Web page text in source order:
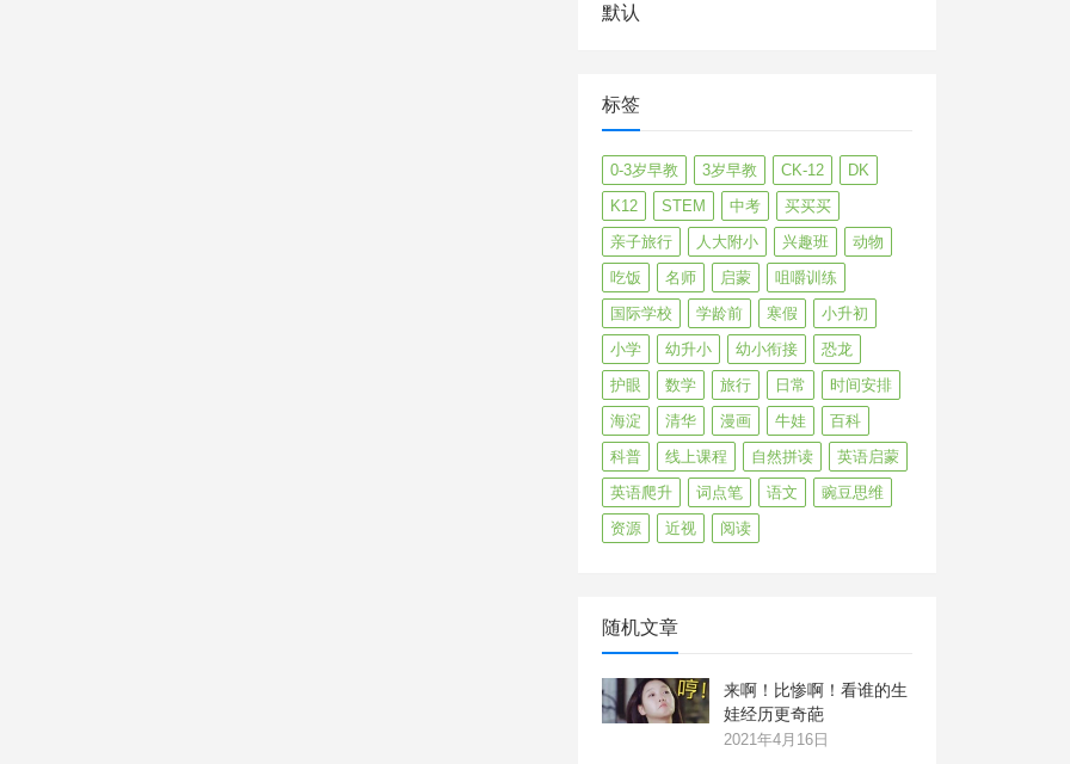
默认
标签
0-3岁早教 3岁早教 CK-12
DK
K12
STEM 中考
买买买
亲子旅行
人大附小 兴趣班
动物
吃饭
名师 启蒙
咀嚼训练
国际学校
学龄前 寒假
小升初
小学
幼升小 幼小衔接
恐龙
护眼
数学 旅行 日常
时间安排
海淀
清华 漫画 牛娃
百科
科普
线上课程 自然拼读
英语启蒙
英语爬升
词点笔 语文
豌豆思维
资源
近视 阅读
随机文章
来啊！比惨啊！看谁的生
娃经历更奇葩
2021年4月16日